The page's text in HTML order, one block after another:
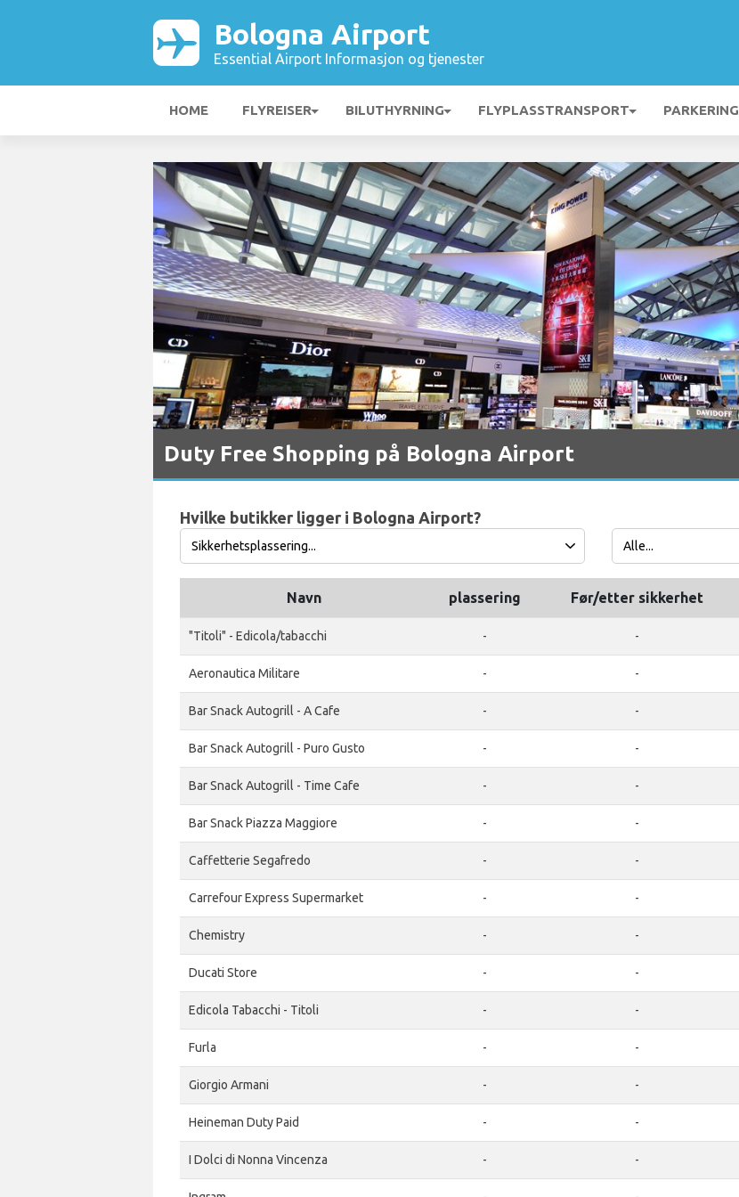
Bologna Airport
Essential Airport Informasjon og tjenester
HOME FLYREISER BILUTHYRNING FLYPLASSTRANSPORT PARKERING
Duty Free Shopping på Bologna Airport
Hvilke butikker ligger i Bologna Airport?
Navn plassering Før/etter sikkerhet
"Titoli" - Edicola/tabacchi - -
Aeronautica Militare - -
Bar Snack Autogrill - A Cafe - -
Bar Snack Autogrill - Puro Gusto - -
Bar Snack Autogrill - Time Cafe - -
Bar Snack Piazza Maggiore - -
Caffetterie Segafredo - -
Carrefour Express Supermarket - -
Chemistry - -
Ducati Store - -
Edicola Tabacchi - Titoli - -
Furla - -
Giorgio Armani - -
Heineman Duty Paid - -
I Dolci di Nonna Vincenza - -